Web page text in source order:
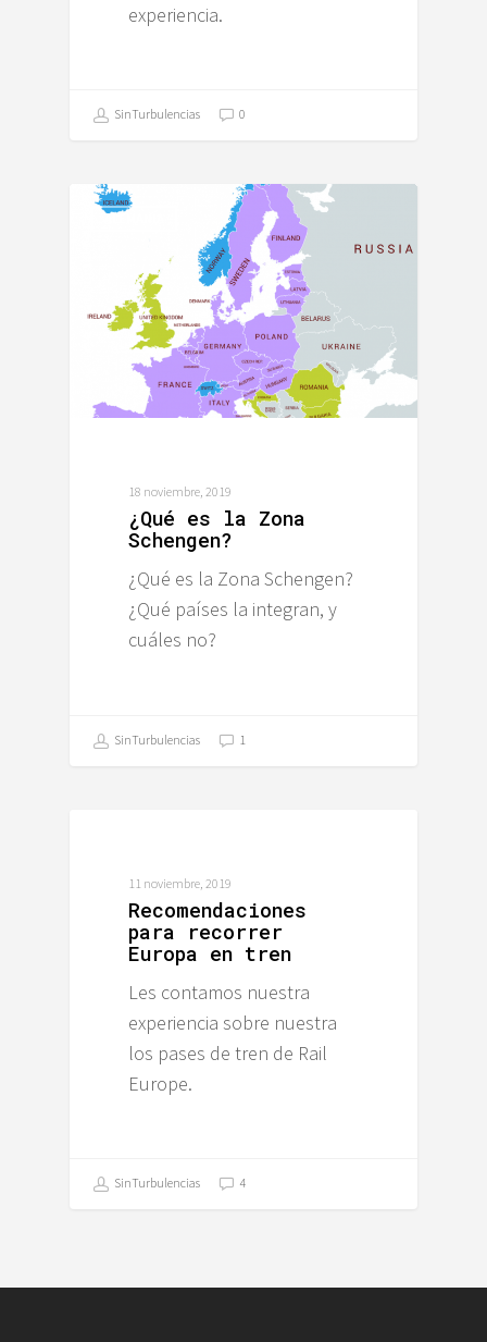
experiencia.
SinTurbulencias 0
ALEMANIA
18 noviembre, 2019
¿Qué es la Zona
Schengen?
¿Qué es la Zona Schengen?
¿Qué países la integran, y
cuáles no?
SinTurbulencias 1
11 noviembre, 2019
Recomendaciones
para recorrer
Europa en tren
Les contamos nuestra
experiencia sobre nuestra
los pases de tren de Rail
Europe.
SinTurbulencias 4